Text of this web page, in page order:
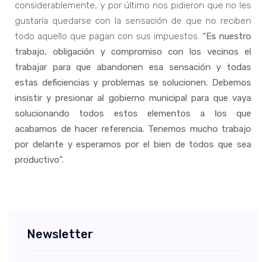
considerablemente, y por último nos pidieron que no les
gustaría quedarse con la sensación de que no reciben
todo aquello que pagan con sus impuestos. “Es nuestro
trabajo, obligación y compromiso con los vecinos el
trabajar para que abandonen esa sensación y todas
estas deficiencias y problemas se solucionen. Debemos
insistir y presionar al gobierno municipal para que vaya
solucionando todos estos elementos a los que
acabamos de hacer referencia. Tenemos mucho trabajo
por delante y esperamos por el bien de todos que sea
productivo”.
Newsletter